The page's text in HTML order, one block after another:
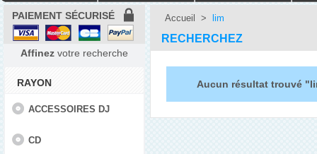
PAIEMENT SÉCURISÉ
Affinez votre recherche
RAYON
ACCESSOIRES DJ
CD
Accueil > lim
RECHERCHEZ
Aucun résultat trouvé